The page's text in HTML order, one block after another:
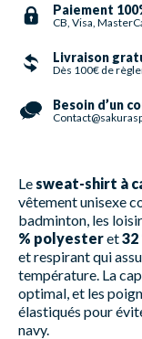
Paiement
CB, Visa,
Livraison
Dès 100€ de
Besoin d’un
Le sweat-shirt à
vêtement unisexe
badminton, les
% polyesteret32
et respirant qui
température. La
optimal, et les
élastiqués pour
navy.